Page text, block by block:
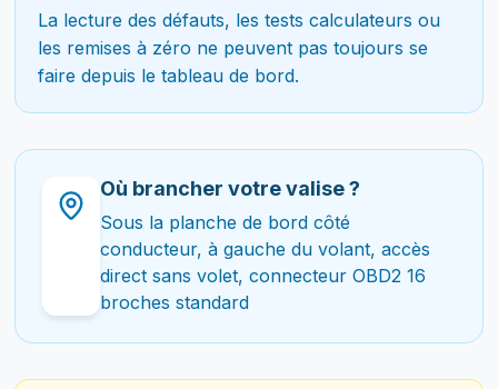
La lecture des défauts, les tests calculateurs ou
les remises à zéro ne peuvent pas toujours se
faire depuis le tableau de bord.
Où brancher votre valise ?
Sous la planche de bord côté
conducteur, à gauche du volant, accès
direct sans volet, connecteur OBD2 16
broches standard